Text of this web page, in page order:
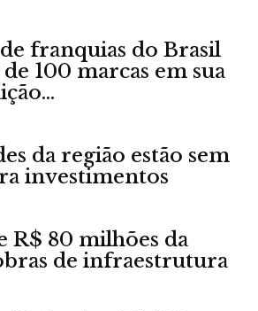
franquias do Brasil
100 marcas em sua
da região estão sem
investimentos
R$ 80 milhões da
de infraestrutura